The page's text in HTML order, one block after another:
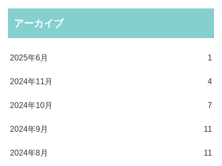
アーカイブ
2025年6月 1
2024年11月 4
2024年10月 7
2024年9月 11
2024年8月 11